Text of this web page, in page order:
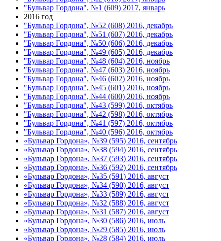
"Бульвар Гордона", №1 (609) 2017, январь
2016 год
"Бульвар Гордона", №52 (608) 2016, декабрь
"Бульвар Гордона", №51 (607) 2016, декабрь
"Бульвар Гордона", №50 (606) 2016, декабрь
"Бульвар Гордона", №49 (605) 2016, декабрь
"Бульвар Гордона", №48 (604) 2016, ноябрь
"Бульвар Гордона", №47 (603) 2016, ноябрь
"Бульвар Гордона", №46 (602) 2016, ноябрь
"Бульвар Гордона", №45 (601) 2016, ноябрь
"Бульвар Гордона", №44 (600) 2016, ноябрь
"Бульвар Гордона", №43 (599) 2016, октябрь
"Бульвар Гордона", №42 (598) 2016, октябрь
"Бульвар Гордона", №41 (597) 2016, октябрь
"Бульвар Гордона", №40 (596) 2016, октябрь
«Бульвар Гордона», №39 (595) 2016, сентябрь
«Бульвар Гордона», №38 (594) 2016, сентябрь
«Бульвар Гордона», №37 (593) 2016, сентябрь
«Бульвар Гордона», №36 (592) 2016, сентябрь
«Бульвар Гордона», №35 (591) 2016, август
«Бульвар Гордона», №34 (590) 2016, август
«Бульвар Гордона», №33 (589) 2016, август
«Бульвар Гордона», №32 (588) 2016, август
«Бульвар Гордона», №31 (587) 2016, август
«Бульвар Гордона», №30 (586) 2016, июль
«Бульвар Гордона», №29 (585) 2016, июль
«Бульвар Гордона», №28 (584) 2016, июль